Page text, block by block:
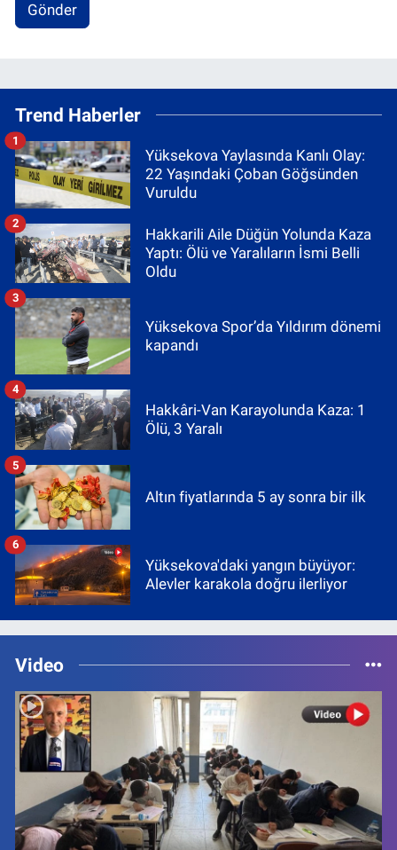
Gönder
Trend Haberler
Yüksekova Yaylasında Kanlı Olay:
22 Yaşındaki Çoban Göğsünden
Vuruldu
1
Hakkarili Aile Düğün Yolunda Kaza
Yaptı: Ölü ve Yaralıların İsmi Belli
Oldu
2
Yüksekova Spor’da Yıldırım dönemi
kapandı
3
Hakkâri-Van Karayolunda Kaza: 1
Ölü, 3 Yaralı
4
Altın fiyatlarında 5 ay sonra bir ilk
5
Yüksekova'daki yangın büyüyor:
Alevler karakola doğru ilerliyor
6
Video